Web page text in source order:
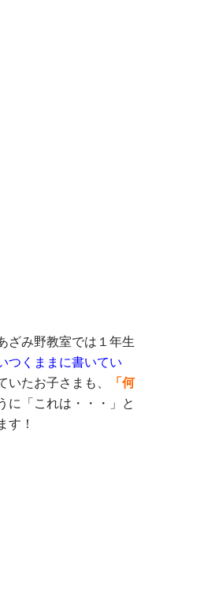
ざみ野教室では１年生
つくままに書いてい
たお子さまも、
「何
に「これは・・・」と
す！